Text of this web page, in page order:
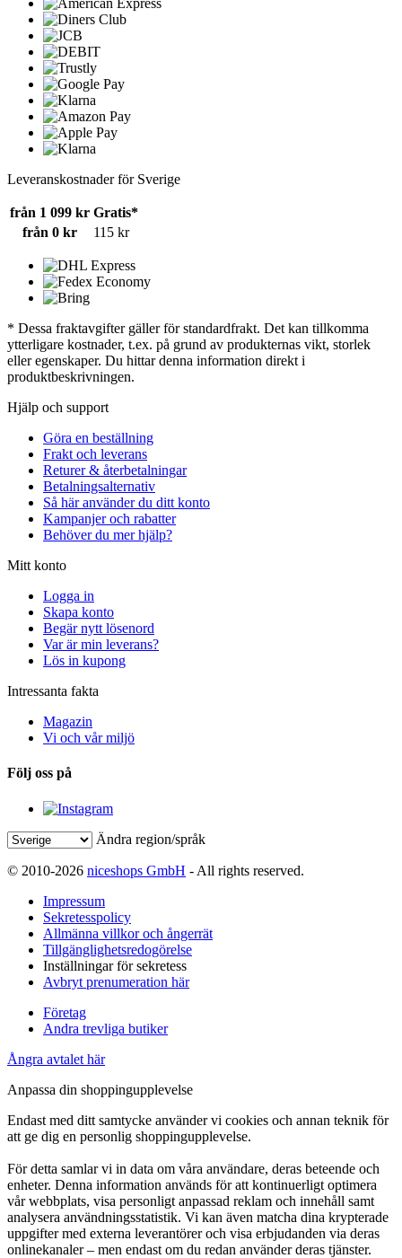
Leveranskostnader för Sverige
från 1 099 kr Gratis*
från 0 kr
115 kr
* Dessa fraktavgifter gäller för standardfrakt. Det kan tillkomma
ytterligare kostnader, t.ex. på grund av produkternas vikt, storlek
eller egenskaper. Du hittar denna information direkt i
produktbeskrivningen.
Hjälp och support
Göra en beställning
Frakt och leverans
Returer & återbetalningar
Betalningsalternativ
Så här använder du ditt konto
Kampanjer och rabatter
Behöver du mer hjälp?
Mitt konto
Logga in
Skapa konto
Begär nytt lösenord
Var är min leverans?
Lös in kupong
Intressanta fakta
Magazin
Vi och vår miljö
Följ oss på
Ändra region/språk
© 2010-2026 niceshops GmbH - All rights reserved.
Impressum
Sekretesspolicy
Allmänna villkor och ångerrät
Tillgänglighetsredogörelse
Inställningar för sekretess
Avbryt prenumeration här
Företag
Andra trevliga butiker
Ångra avtalet här
Anpassa din shoppingupplevelse
Endast med ditt samtycke använder vi cookies och annan teknik för
att ge dig en personlig shoppingupplevelse.
För detta samlar vi in data om våra användare, deras beteende och
enheter. Denna information används för att kontinuerligt optimera
vår webbplats, visa personligt anpassad reklam och innehåll samt
analysera användningsstatistik. Vi kan även matcha dina krypterade
uppgifter med externa leverantörer och visa erbjudanden via deras
onlinekanaler – men endast om du redan använder deras tjänster.